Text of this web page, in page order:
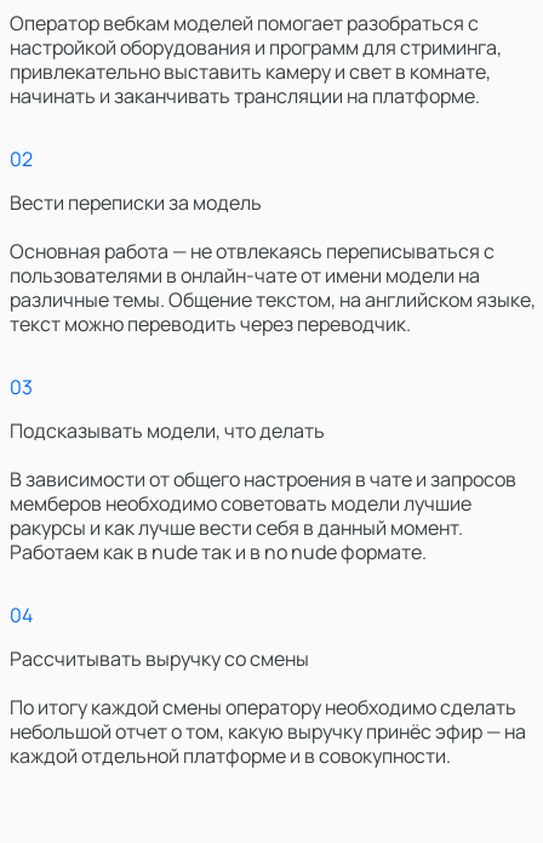
Оператор вебкам моделей помогает разобраться с
настройкой оборудования и программ для стриминга,
привлекательно выставить камеру и свет в комнате,
начинать и заканчивать трансляции на платформе.
02
Вести переписки за модель
Основная работа — не отвлекаясь переписываться с
пользователями в онлайн-чате от имени модели на
различные темы. Общение текстом, на английском языке,
текст можно переводить через переводчик.
03
Подсказывать модели, что делать
В зависимости от общего настроения в чате и запросов
мемберов необходимо советовать модели лучшие
ракурсы и как лучше вести себя в данный момент.
Работаем как в nude так и в no nude формате.
04
Рассчитывать выручку со смены
По итогу каждой смены оператору необходимо сделать
небольшой отчет о том, какую выручку принёс эфир — на
каждой отдельной платформе и в совокупности.